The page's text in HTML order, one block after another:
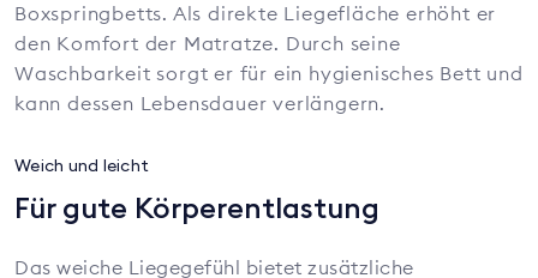
Boxspringbetts. Als direkte Liegefläche erhöht er
den Komfort der Matratze. Durch seine
Waschbarkeit sorgt er für ein hygienisches Bett und
kann dessen Lebensdauer verlängern.
Weich und leicht
Für gute Körperentlastung
Das weiche Liegegefühl bietet zusätzliche